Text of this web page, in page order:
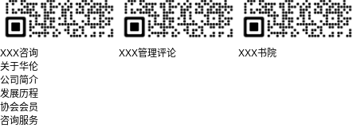
XXX咨询 XXX管理评论
XXX书院
关于华伦
公司简介
发展历程
协会会员
咨询服务